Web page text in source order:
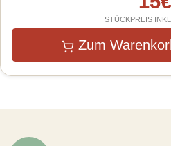
STÜCKPREIS
Zum